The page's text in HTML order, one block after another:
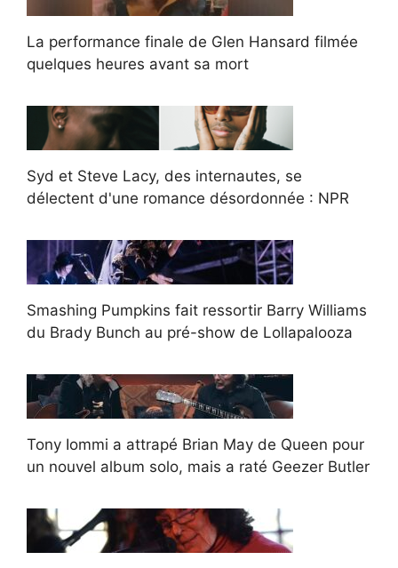
La performance finale de Glen Hansard filmée
quelques heures avant sa mort
Syd et Steve Lacy, des internautes, se
délectent d'une romance désordonnée : NPR
Smashing Pumpkins fait ressortir Barry Williams
du Brady Bunch au pré-show de Lollapalooza
Tony Iommi a attrapé Brian May de Queen pour
un nouvel album solo, mais a raté Geezer Butler